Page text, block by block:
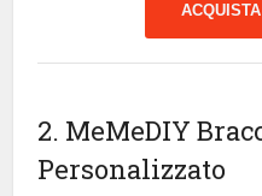
2. MeMeDIY
Personalizzato